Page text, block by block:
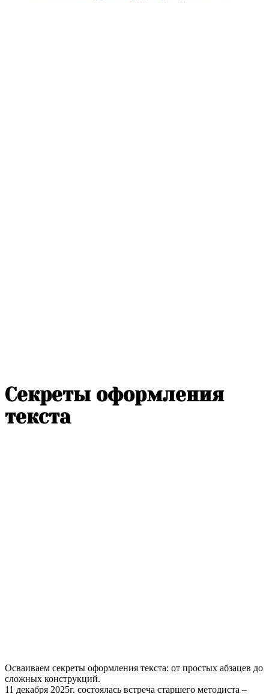
Секреты оформления
текста
Осваиваем секреты оформления текста: от простых абзацев до
сложных конструкций.
11 декабря 2025г. состоялась встреча старшего методиста –